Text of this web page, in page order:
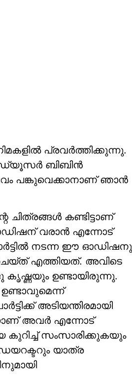
പ്രവര്‍ത്തിക്കുന്നു.
ബിബിന്‍
പങ്കുവെക്കാനാണ് ഞാന്‍
കണ്ടിട്ടാണ്
ഓഡിഷന് വരാന്‍ എന്നോട്
നടന്ന ഈ ഓഡിഷനു
എത്തിയത്. അവിടെ
കൃഷ്ണയും ഉണ്ടായിരുന്നു.
അടിയന്തിരമായി
അവര്‍ എന്നോട്
സംസാരിക്കുകയും
യാത്ര